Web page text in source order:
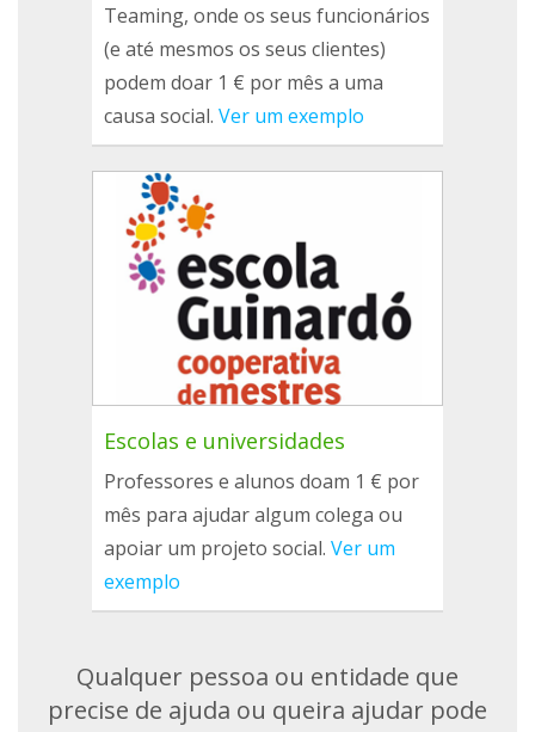
Teaming, onde os seus funcionários
(e até mesmos os seus clientes)
podem doar 1 € por mês a uma
causa social. Ver um exemplo
Escolas e universidades
Professores e alunos doam 1 € por
mês para ajudar algum colega ou
apoiar um projeto social. Ver um
exemplo
Qualquer pessoa ou entidade que
precise de ajuda ou queira ajudar pode